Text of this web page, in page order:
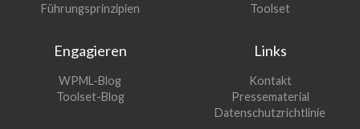
Führungsprinzipien
in
sich
neuen
Toolset(öffnet
Fenster)
Engagieren
WPML-Blog
sich
Toolset-Blog(öffnet
Links
Kontakt
Pressematerial
Datenschutzrichtlinie